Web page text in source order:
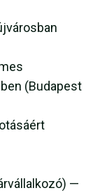
(Budapest
—